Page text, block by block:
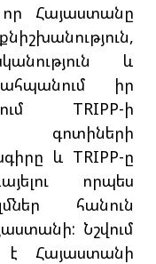
Հայաստանը
և
իր
TRIPP-ի
գոտիների
և TRIPP-ը
որպես
հանուն
Նշվում
Հայաստանի